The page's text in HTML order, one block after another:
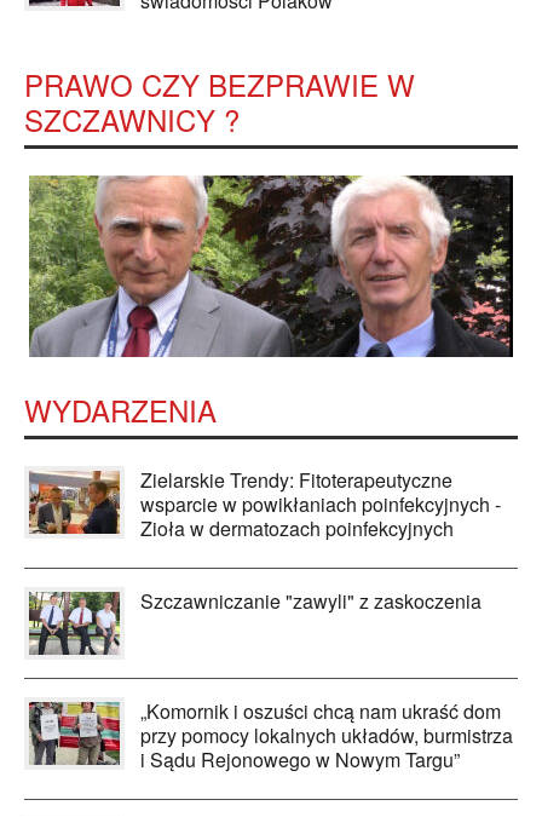
PRAWO CZY BEZPRAWIE W
SZCZAWNICY ?
WYDARZENIA
Zielarskie Trendy: Fitoterapeutyczne
wsparcie w powikłaniach poinfekcyjnych -
Zioła w dermatozach poinfekcyjnych
Szczawniczanie "zawyli" z zaskoczenia
„Komornik i oszuści chcą nam ukraść dom
przy pomocy lokalnych układów, burmistrza
i Sądu Rejonowego w Nowym Targu”